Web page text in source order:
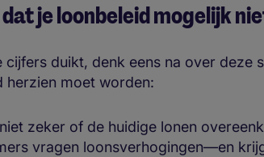
je loonbeleid mogelijk
cijfers duikt, denk eens na over deze
herzien moet worden:
zeker of de huidige lonen
vragen loonsverhogingen—en